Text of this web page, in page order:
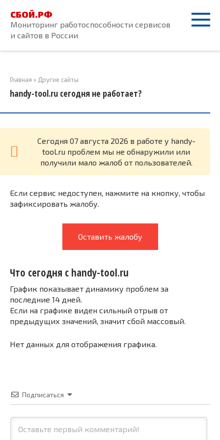
контенту
СБОЙ.РФ
Мониторинг работоспособности сервисов
и сайтов в России
Главная » Другие сайты
handy-tool.ru сегодня не работает?
Cегодня 07 августа 2026 в работе у handy-
tool.ru проблем мы не обнаружили или
получили мало жалоб от пользователей.
Если сервис недоступен, нажмите на кнопку, чтобы
зафиксировать жалобу.
Оставить жалобу
Что сегодня с handy-tool.ru
График показывает динамику проблем за
последние 14 дней.
Если на графике виден сильный отрыв от
предыдущих значений, значит сбой массовый.
Нет данных для отображения графика.
Подписаться